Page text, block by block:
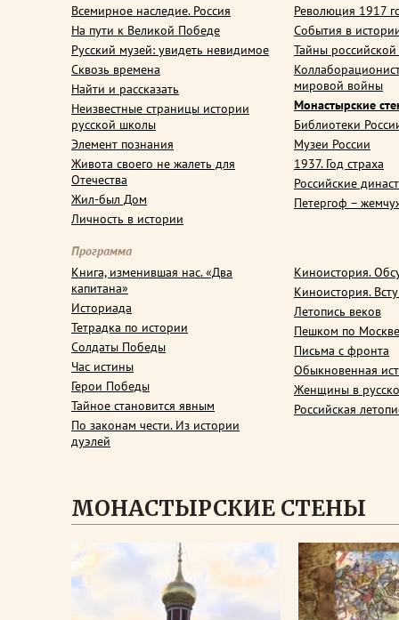
Всемирное наследие. Россия
На пути к Великой Победе
Русский музей: увидеть невидимое
Сквозь времена
Найти и рассказать
Неизвестные страницы истории
русской школы
Элемент познания
Живота своего не жалеть для
Отечества
Жил-был Дом
Личность в истории
Революция 1917
События в
Тайны
мировой войны
Монастырские
Библиотеки
Музеи России
1937. Год страха
Российские
Петергоф –
Программа
Книга, изменившая нас. «Два
капитана»
Историада
Тетрадка по истории
Солдаты Победы
Час истины
Герои Победы
Тайное становится явным
По законам чести. Из истории
дуэлей
Киноистория.
Киноистория.
Летопись веков
Пешком по Москве
Письма с фронта
Обыкновенная
Женщины в
Российская
МОНАСТЫРСКИЕ СТЕНЫ